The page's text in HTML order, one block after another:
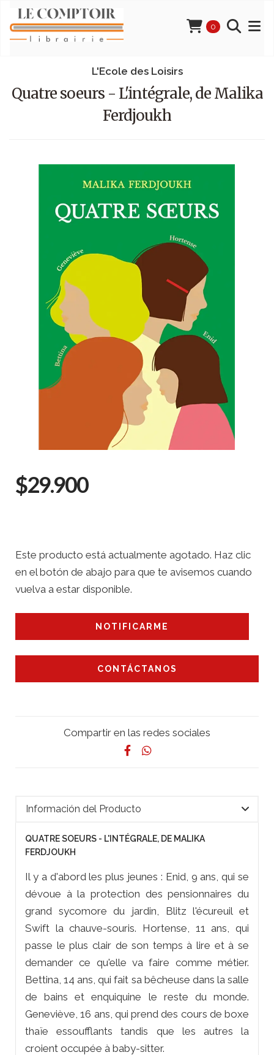
0
L'Ecole des Loisirs
Quatre soeurs - L'intégrale, de Malika
Ferdjoukh
$29.900
Este producto está actualmente agotado. Haz clic
en el botón de abajo para que te avisemos cuando
vuelva a estar disponible.
NOTIFICARME
CONTÁCTANOS
Compartir en las redes sociales
Información del Producto
QUATRE SOEURS - L'INTÉGRALE, DE MALIKA
FERDJOUKH
Il y a d'abord les plus jeunes : Enid, 9 ans, qui se
dévoue à la protection des pensionnaires du
grand sycomore du jardin, Blitz l'écureuil et
Swift la chauve-souris. Hortense, 11 ans, qui
passe le plus clair de son temps à lire et à se
demander ce qu'elle va faire comme métier.
Bettina, 14 ans, qui fait sa bêcheuse dans la salle
de bains et enquiquine le reste du monde.
Geneviève, 16 ans, qui prend des cours de boxe
thaïe essoufflants tandis que les autres la
croient occupée à baby-sitter.